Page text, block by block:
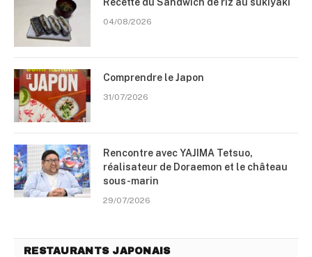
04/08/2026
Comprendre le Japon
31/07/2026
Rencontre avec YAJIMA Tetsuo,
réalisateur de Doraemon et le château
sous-marin
29/07/2026
RESTAURANTS JAPONAIS